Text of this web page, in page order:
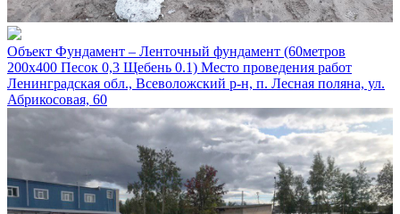
Объект Фундамент – Ленточный фундамент (60метров
200х400 Песок 0,3 Щебень 0.1) Место проведения работ
Ленинградская обл., Всеволожский р-н, п. Лесная поляна, ул.
Абрикосовая, 60